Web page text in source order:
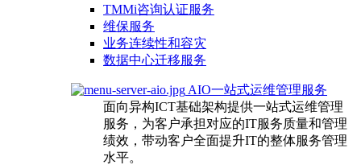
TMMi咨询认证服务
维保服务
业务连续性和容灾
数据中心迁移服务
AIO一站式运维管理服务
面向异构ICT基础架构提供一站式运维管理
服务，为客户承担对应的IT服务质量和管理
绩效，带动客户全面提升IT的整体服务管理
水平。